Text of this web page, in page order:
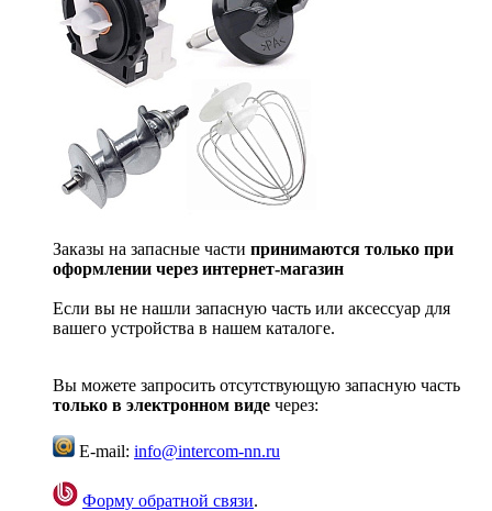
Заказы на запасные части принимаются только при
оформлении через интернет-магазин
Если вы не нашли запасную часть или аксессуар для
вашего устройства в нашем каталоге.
Вы можете запросить отсутствующую запасную часть
только в электронном виде через:
E-mail: info@intercom-nn.ru
Форму обратной связи.